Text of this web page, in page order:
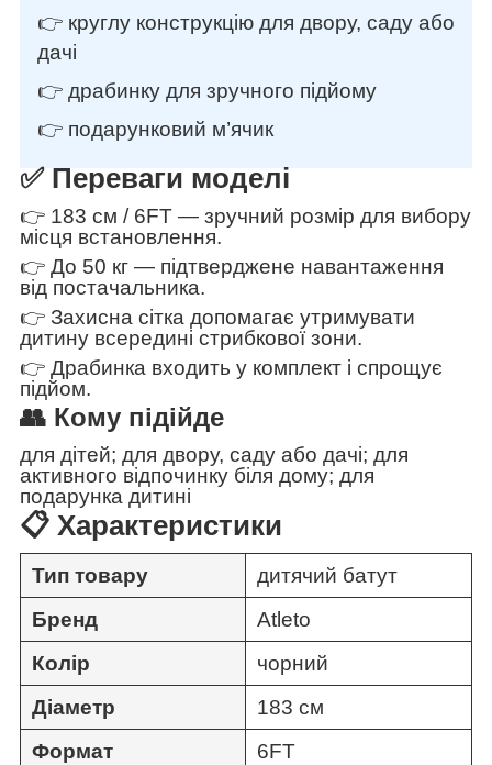
👉 круглу конструкцію для двору, саду або
дачі
👉 драбинку для зручного підйому
👉 подарунковий м’ячик
✅ Переваги моделі
👉 183 см / 6FT — зручний розмір для вибору
місця встановлення.
👉 До 50 кг — підтверджене навантаження
від постачальника.
👉 Захисна сітка допомагає утримувати
дитину всередині стрибкової зони.
👉 Драбинка входить у комплект і спрощує
підйом.
👥 Кому підійде
для дітей; для двору, саду або дачі; для
активного відпочинку біля дому; для
подарунка дитині
📋 Характеристики
Тип товару
дитячий батут
Бренд
Atleto
Колір
чорний
Діаметр
183 см
Формат
6FT